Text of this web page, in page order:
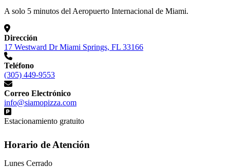
A solo 5 minutos del Aeropuerto Internacional de Miami.
Dirección
17 Westward Dr Miami Springs, FL 33166
Teléfono
(305) 449-9553
Correo Electrónico
info@siamopizza.com
Estacionamiento gratuito
Horario de Atención
Lunes Cerrado